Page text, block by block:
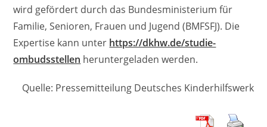
wird gefördert durch das Bundesministerium für
Familie, Senioren, Frauen und Jugend (BMFSFJ). Die
Expertise kann unter https://dkhw.de/studie-
ombudsstellen heruntergeladen werden.
Quelle: Pressemitteilung Deutsches Kinderhilfswerk